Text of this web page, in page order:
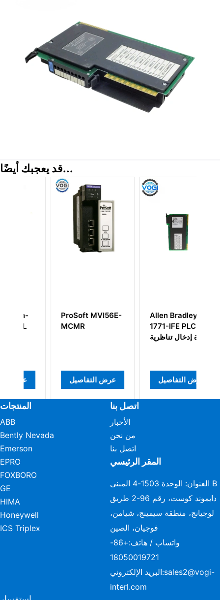
قد يعجبك أيضًا...
ProSoft MVI56E-
عرض التفاصيل
Allen Bradley
1771-IFE PLC-5
وحدة إدخال تناظرية
عرض التفاصيل
المنتجات
ABB
Bently Nevada
Emerson
EPRO
FOXBORO
GE
HIMA
Honeywell
ICS Triplex
اتصل بنا
الأخبار
من نحن
اتصل بنا
المقر الرئيسي
العنوان: الوحدة 1503-4 المبنى B
دايموند كوست، رقم 96-2 طريق
لوجيانج، منطقة سيمينج، شيامن،
فوجيان، الصين
واتساب / هاتف:
+86-
18050019721
البريد الإلكتروني:sales2@vogi-
interl.com